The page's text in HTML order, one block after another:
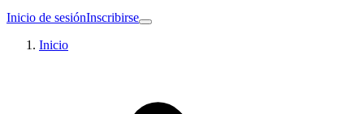
Inicio de sesiónInscribirse
Inicio